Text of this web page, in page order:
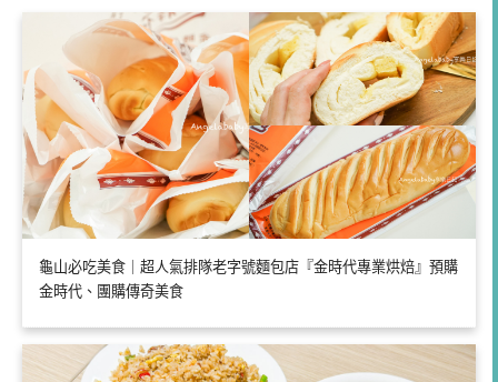
龜山必吃美食｜超人氣排隊老字號麵包店『金時代專業烘焙』預購
金時代、團購傳奇美食